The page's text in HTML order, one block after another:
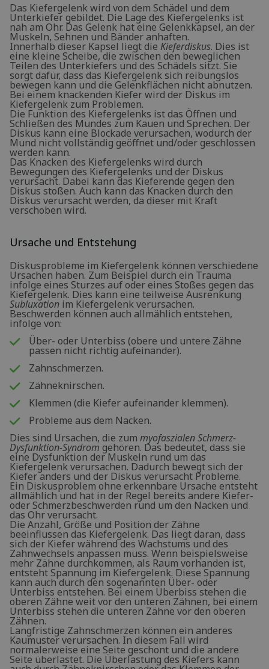
Das Kiefergelenk wird von dem Schädel und dem
Unterkiefer gebildet. Die Lage des Kiefergelenks ist
nah am Ohr. Das Gelenk hat eine Gelenkkapsel, an der
Muskeln, Sehnen und Bänder anhaften.
Innerhalb dieser Kapsel liegt die Kieferdiskus. Dies ist
eine kleine Scheibe, die zwischen den beweglichen
Teilen des Unterkiefers und des Schädels sitzt. Sie
sorgt dafür, dass das Kiefergelenk sich reibungslos
bewegen kann und die Gelenkflächen nicht abnutzen.
Bei einem knackenden Kiefer wird der Diskus im
Kiefergelenk zum Problemen.
Die Funktion des Kiefergelenks ist das Öffnen und
Schließen des Mundes zum Kauen und Sprechen. Der
Diskus kann eine Blockade verursachen, wodurch der
Mund nicht vollständig geöffnet und/oder geschlossen
werden kann.
Das Knacken des Kiefergelenks wird durch
Bewegungen des Kiefergelenks und der Diskus
verursacht. Dabei kann das Kieferende gegen den
Diskus stoßen. Auch kann das Knacken durch den
Diskus verursacht werden, da dieser mit Kraft
verschoben wird.
Ursache und Entstehung
Diskusprobleme im Kiefergelenk können verschiedene
Ursachen haben. Zum Beispiel durch ein Trauma
infolge eines Sturzes auf oder eines Stoßes gegen das
Kiefergelenk. Dies kann eine teilweise Ausrenkung
Subluxation im Kiefergelenk verursachen.
Beschwerden können auch allmählich entstehen,
infolge von:
Über- oder Unterbiss (obere und untere Zähne
passen nicht richtig aufeinander).
Zahnschmerzen.
Zähneknirschen.
Klemmen (die Kiefer aufeinander klemmen).
Probleme aus dem Nacken.
Dies sind Ursachen, die zum myofaszialen Schmerz-
Dysfunktion-Syndrom gehören. Das bedeutet, dass sie
eine Dysfunktion der Muskeln rund um das
Kiefergelenk verursachen. Dadurch bewegt sich der
Kiefer anders und der Diskus verursacht Probleme.
Ein Diskusproblem ohne erkennbare Ursache entsteht
allmählich und hat in der Regel bereits andere Kiefer-
oder Schmerzbeschwerden rund um den Nacken und
das Ohr verursacht.
Die Anzahl, Größe und Position der Zähne
beeinflussen das Kiefergelenk. Das liegt daran, dass
sich der Kiefer während des Wachstums und des
Zahnwechsels anpassen muss. Wenn beispielsweise
mehr Zähne durchkommen, als Raum vorhanden ist,
entsteht Spannung im Kiefergelenk. Diese Spannung
kann auch durch den sogenannten Über- oder
Unterbiss entstehen. Bei einem Überbiss stehen die
oberen Zähne weit vor den unteren Zähnen, bei einem
Unterbiss stehen die unteren Zähne vor den oberen
Zähnen.
Langfristige Zahnschmerzen können ein anderes
Kaumuster verursachen. In diesem Fall wird
normalerweise eine Seite geschont und die andere
Seite überlastet. Die Überlastung des Kiefers kann